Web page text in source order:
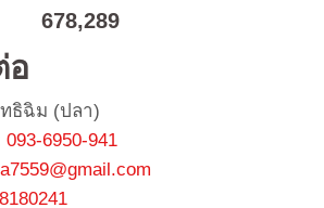
678,289
อ
ธิฉิม (ปลา)
093-6950-941